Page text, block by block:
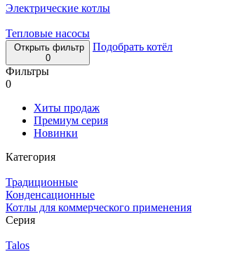
Электрические котлы
Тепловые насосы
Открыть фильтр
0
Подобрать котёл
Фильтры
0
Хиты продаж
Премиум серия
Новинки
Категория
Традиционные
Конденсационные
Котлы для коммерческого применения
Серия
Talos